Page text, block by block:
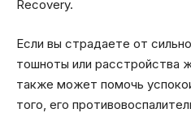
Recovery.
Если вы страдаете от
тошноты или расстройства
также может помочь
того, его